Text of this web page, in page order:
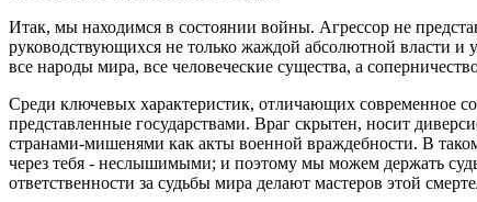
Итак, мы находимся в состоянии войны. Агрессор не
руководствующихся не только жаждой абсолютной власти
все народы мира, все человеческие существа, а
Среди ключевых характеристик, отличающих современное
представленные государствами. Враг скрытен, носит
странами-мишенями как акты военной враждебности. В
через тебя - неслышимыми; и поэтому мы можем держать
ответственности за судьбы мира делают мастеров этой